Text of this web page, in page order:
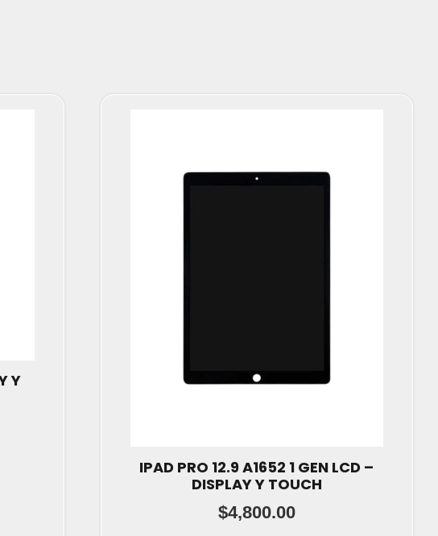
Y
IPAD PRO 12.9 A1652 1 GEN LCD –
DISPLAY Y TOUCH
$4,800.00